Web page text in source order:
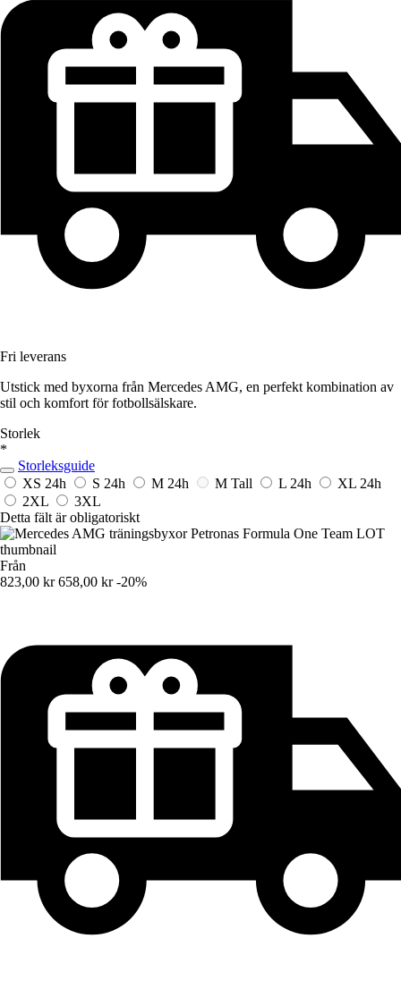
Fri leverans
Utstick med byxorna från Mercedes AMG, en perfekt kombination av
stil och komfort för fotbollsälskare.
Storlek
*
Storleksguide
XS 24h S 24h M 24h M Tall L 24h XL 24h
2XL
3XL
Detta fält är obligatoriskt
Från
823,00 kr 658,00 kr -20%